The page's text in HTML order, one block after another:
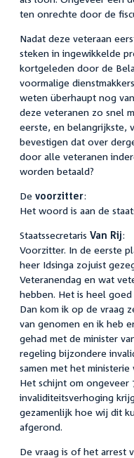
ten onrechte door de
Nadat deze veteraan
steken in ingewikkelde
kortgeleden door de
voormalige
weten überhaupt nog
deze veteranen zo snel
eerste, en belangrijkste,
bevestigen dat over
door alle veteranen
worden betaald?
De voorzitter:
Het woord is aan de
Staatssecretaris Van Rij:
Voorzitter. In de eerste
heer Idsinga zojuist
Veteranendag en wat
hebben. Het is heel
Dan kom ik op de vraag
van genomen en ik heb
gehad met de minister
regeling bijzondere
samen met het ministerie
Het schijnt om ongeveer
invaliditeitsverhoging
gezamenlijk hoe wij dit
afgerond.
De vraag is of het arrest